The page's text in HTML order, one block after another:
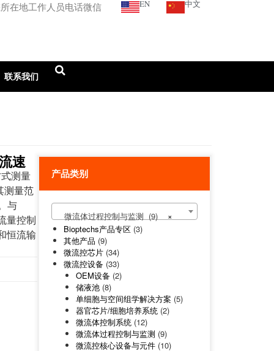
在地工作人员电话微信 EN 中文
联系我们
速
测量
测量范
与
量控制
恒流输
产品类别
×
微流体过程控制与监测 (9)
Bioptechs产品专区 (3)
其他产品 (9)
微流控芯片 (34)
微流控设备 (33)
OEM设备 (2)
储液池 (8)
单细胞与空间组学解决方案 (5)
器官芯片/细胞培养系统 (2)
微流体控制系统 (12)
微流体过程控制与监测 (9)
微流控核心设备与元件 (10)